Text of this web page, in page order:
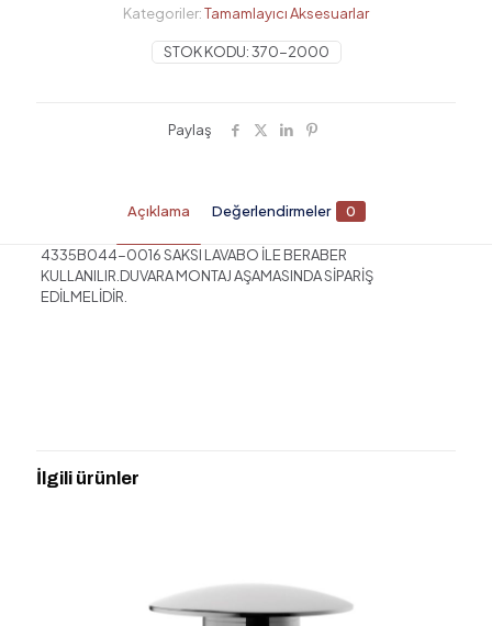
STOK KODU:370-2000
Kategoriler:Tamamlayıcı Aksesuarlar
Paylaş
Açıklama Değerlendirmeler 0
4335B044-0016 SAKSI LAVABO İLE BERABER
KULLANILIR.DUVARA MONTAJ AŞAMASINDA SİPARİŞ
EDİLMELİDİR.
TAŞIYICI APARAT SETİ” için yorum
yapan ilk kişi siz olun
*
İlgili ürünler